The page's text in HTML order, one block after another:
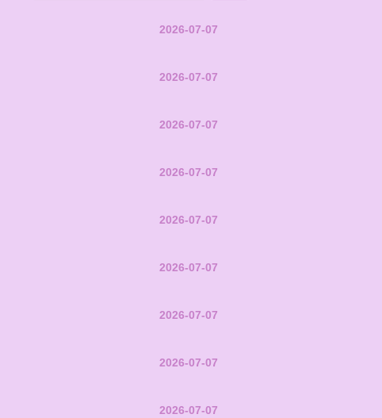
2026-07-07
2026-07-07
2026-07-07
2026-07-07
2026-07-07
2026-07-07
2026-07-07
2026-07-07
2026-07-07